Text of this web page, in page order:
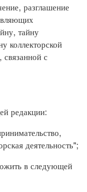
разглашение
тайну
коллекторской
с
редакции:
деятельность";
в следующей